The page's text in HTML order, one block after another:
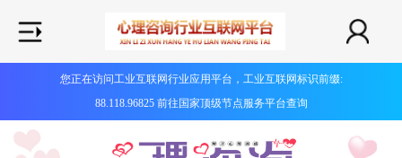
您正在访问工业互联网行业应用平台，工业互联网标识前缀:
88.118.96825 前往国家顶级节点服务平台查询